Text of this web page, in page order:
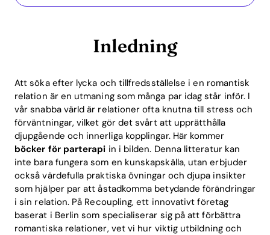
Inledning
Att söka efter lycka och tillfredsställelse i en romantisk
relation är en utmaning som många par idag står inför. I
vår snabba värld är relationer ofta knutna till stress och
förväntningar, vilket gör det svårt att upprätthålla
djupgående och innerliga kopplingar. Här kommer
böcker för parterapi in i bilden. Denna litteratur kan
inte bara fungera som en kunskapskälla, utan erbjuder
också värdefulla praktiska övningar och djupa insikter
som hjälper par att åstadkomma betydande förändringar
i sin relation. På Recoupling, ett innovativt företag
baserat i Berlin som specialiserar sig på att förbättra
romantiska relationer, vet vi hur viktig utbildning och